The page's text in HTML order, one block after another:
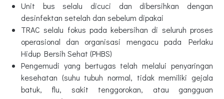
Unit bus selalu dicuci dan dibersihkan dengan
desinfektan setelah dan sebelum dipakai
TRAC selalu fokus pada kebersihan di seluruh proses
operasional dan organisasi mengacu pada Perlaku
Hidup Bersih Sehat (PHBS)
Pengemudi yang bertugas telah melalui penyaringan
kesehatan (suhu tubuh normal, tidak memiliki gejala
batuk, flu, sakit tenggorokan, atau gangguan